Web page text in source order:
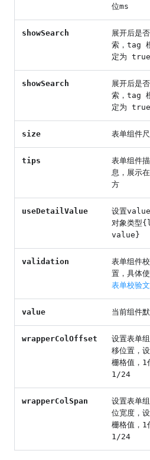
位ms
showSearch
展开后是
索，tag
定为 true
showSearch
展开后是
索，tag
定为 true
size 表单组件
tips
表单组件
息，展示
方
useDetailValue
设置
对象类
value}
validation
表单组件
置，具体
表单校验
value 当前组件
wrapperColOffset
设置表单
移位置，
栅格值，1
1/24
wrapperColSpan
设置表单
位宽度，
栅格值，1
1/24